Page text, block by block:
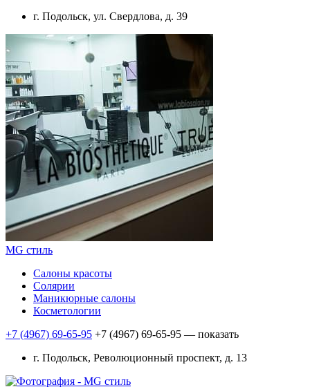
г. Подольск, ул. Свердлова, д. 39
MG стиль
Салоны красоты
Солярии
Маникюрные салоны
Косметологии
+7 (4967) 69-65-95 +7 (4967) 69-65-95 — показать
г. Подольск, Революционный проспект, д. 13